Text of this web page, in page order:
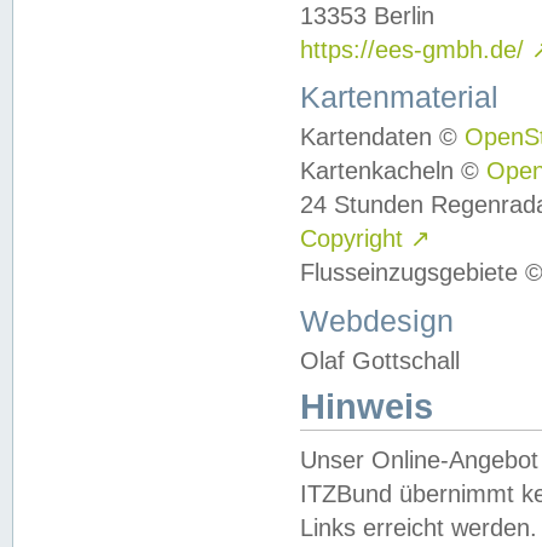
13353 Berlin
https://ees-gmbh.de/
Kartenmaterial
Kartendaten ©
Kartenkacheln ©
24 Stunden
Copyright ↗
Flusseinzugsgebiete
Webdesign
Olaf Gottschall
Hinweis
Unser Online-
ITZBund übernimmt
Links erreicht